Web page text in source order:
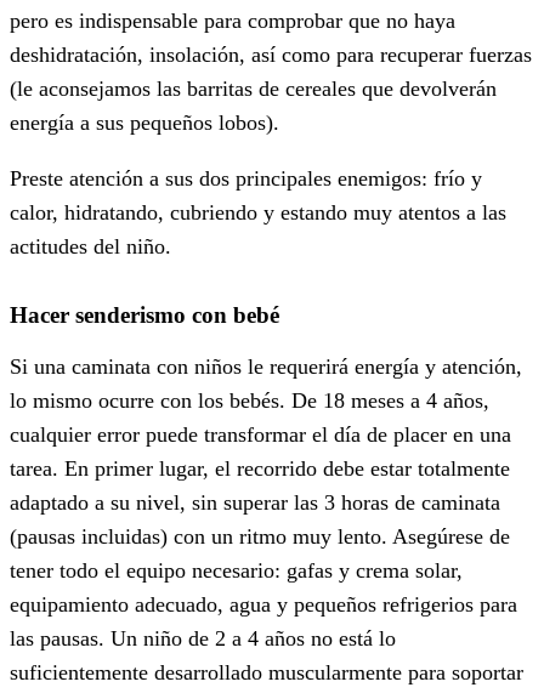
pero es indispensable para comprobar que no haya
deshidratación, insolación, así como para recuperar fuerzas
(le aconsejamos las barritas de cereales que devolverán
energía a sus pequeños lobos).
Preste atención a sus dos principales enemigos: frío y
calor, hidratando, cubriendo y estando muy atentos a las
actitudes del niño.
Hacer senderismo con bebé
Si una caminata con niños le requerirá energía y atención,
lo mismo ocurre con los bebés. De 18 meses a 4 años,
cualquier error puede transformar el día de placer en una
tarea. En primer lugar, el recorrido debe estar totalmente
adaptado a su nivel, sin superar las 3 horas de caminata
(pausas incluidas) con un ritmo muy lento. Asegúrese de
tener todo el equipo necesario: gafas y crema solar,
equipamiento adecuado, agua y pequeños refrigerios para
las pausas. Un niño de 2 a 4 años no está lo
suficientemente desarrollado muscularmente para soportar